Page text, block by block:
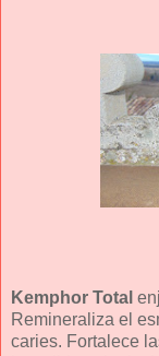
Kemphor Total
Remineraliza el
caries. Fortalece